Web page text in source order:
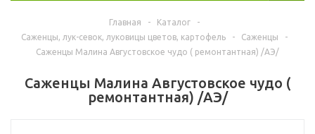
Главная - Каталог
-
Саженцы, лук-севок, луковицы цветов, картофель
- Саженцы
-
Саженцы Малина Августовское чудо ( ремонтантная) /АЭ/
Саженцы Малина Августовское чудо (
ремонтантная) /АЭ/